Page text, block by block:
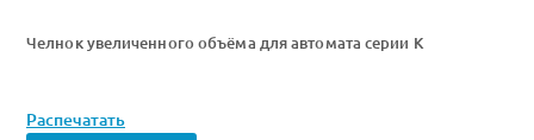
Челнок увеличенного объёма для автомата серии К
Распечатать